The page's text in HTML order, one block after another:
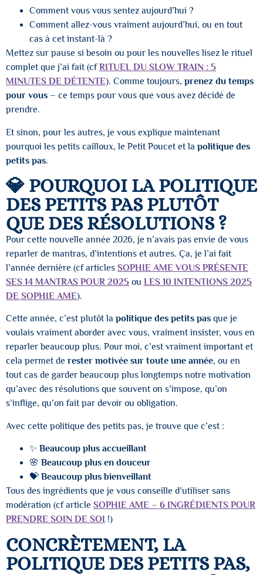
Comment vous vous sentez aujourd’hui ?
Comment allez-vous vraiment aujourd’hui, ou en tout
cas à cet instant-là ?
Mettez sur pause si besoin ou pour les nouvelles lisez le rituel
complet que j’ai fait (cfRITUEL DU SLOW TRAIN : 5
MINUTES DE DÉTENTE). Comme toujours, prenez du temps
pour vous – ce temps pour vous que vous avez décidé de
prendre.
Et sinon, pour les autres, je vous explique maintenant
pourquoi les petits cailloux, le Petit Poucet et la politique des
petits pas.
💎 POURQUOI LA POLITIQUE
DES PETITS PAS PLUTÔT
QUE DES RÉSOLUTIONS ?
Pour cette nouvelle année 2026, je n’avais pas envie de vous
reparler de mantras, d’intentions et autres. Ça, je l’ai fait
l’année dernière (cf articles SOPHIE AME VOUS PRÉSENTE
SES 14 MANTRAS POUR 2025 ou LES 10 INTENTIONS 2025
DE SOPHIE AME).
Cette année, c’est plutôt la politique des petits pas que je
voulais vraiment aborder avec vous, vraiment insister, vous en
reparler beaucoup plus. Pour moi, c’est vraiment important et
cela permet de rester motivée sur toute une année, ou en
tout cas de garder beaucoup plus longtemps notre motivation
qu’avec des résolutions que souvent on s’impose, qu’on
s’inflige, qu’on fait par devoir ou obligation.
Avec cette politique des petits pas, je trouve que c’est :
✨ Beaucoup plus accueillant
🌸 Beaucoup plus en douceur
💝 Beaucoup plus bienveillant
Tous des ingrédients que je vous conseille d’utiliser sans
modération (cf article SOPHIE AME – 6 INGRÉDIENTS POUR
PRENDRE SOIN DE SOI !)
CONCRÈTEMENT, LA
POLITIQUE DES PETITS PAS,